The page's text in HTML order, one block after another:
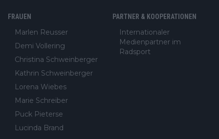
FRAUEN
Marlen Reusser
Demi Vollering
Christina Schweinberger
Kathrin Schweinberger
Lorena Wiebes
Marie Schreiber
Puck Pieterse
Lucinda Brand
PARTNER & KOOPERATIONEN
Internationaler
Medienpartner im
Radsport